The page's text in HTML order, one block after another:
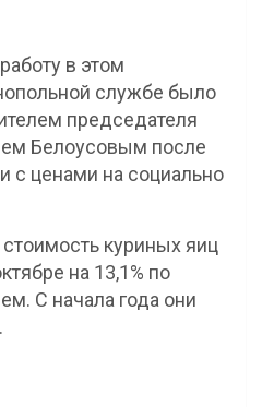
в этом
службе было
председателя
Белоусовым после
с ценами на социально
куриных яиц
на 13,1% по
С начала года они